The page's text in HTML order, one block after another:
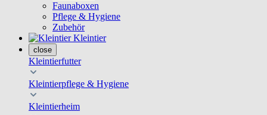
Faunaboxen
Pflege & Hygiene
Zubehör
Kleintier
close
Kleintierfutter
Kleintierpflege & Hygiene
Kleintierheim